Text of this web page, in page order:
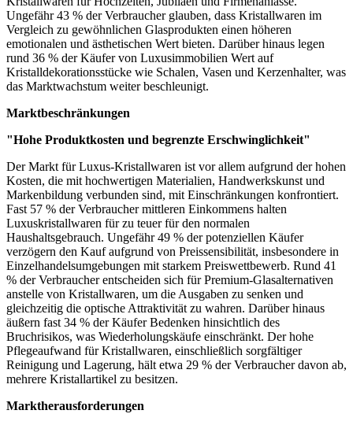
Ungefähr 43 % der Verbraucher glauben, dass Kristallwaren im
Vergleich zu gewöhnlichen Glasprodukten einen höheren
emotionalen und ästhetischen Wert bieten. Darüber hinaus legen
rund 36 % der Käufer von Luxusimmobilien Wert auf
Kristalldekorationsstücke wie Schalen, Vasen und Kerzenhalter, was
das Marktwachstum weiter beschleunigt.
Marktbeschränkungen
"Hohe Produktkosten und begrenzte Erschwinglichkeit"
Der Markt für Luxus-Kristallwaren ist vor allem aufgrund der hohen
Kosten, die mit hochwertigen Materialien, Handwerkskunst und
Markenbildung verbunden sind, mit Einschränkungen konfrontiert.
Fast 57 % der Verbraucher mittleren Einkommens halten
Luxuskristallwaren für zu teuer für den normalen
Haushaltsgebrauch. Ungefähr 49 % der potenziellen Käufer
verzögern den Kauf aufgrund von Preissensibilität, insbesondere in
Einzelhandelsumgebungen mit starkem Preiswettbewerb. Rund 41
% der Verbraucher entscheiden sich für Premium-Glasalternativen
anstelle von Kristallwaren, um die Ausgaben zu senken und
gleichzeitig die optische Attraktivität zu wahren. Darüber hinaus
äußern fast 34 % der Käufer Bedenken hinsichtlich des
Bruchrisikos, was Wiederholungskäufe einschränkt. Der hohe
Pflegeaufwand für Kristallwaren, einschließlich sorgfältiger
Reinigung und Lagerung, hält etwa 29 % der Verbraucher davon ab,
mehrere Kristallartikel zu besitzen.
Marktherausforderungen